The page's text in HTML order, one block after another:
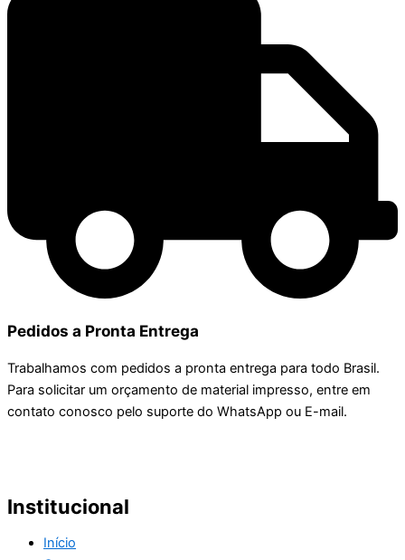
Pedidos a Pronta Entrega
Trabalhamos com pedidos a pronta entrega para todo Brasil.
Para solicitar um orçamento de material impresso, entre em
contato conosco pelo suporte do WhatsApp ou E-mail.
Institucional
Início